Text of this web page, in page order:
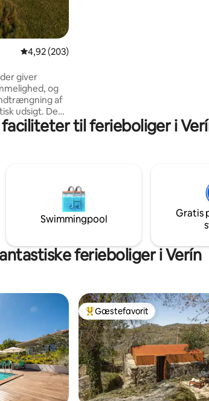
4,92 ud af 5 i gennemsnitlig bedømmelse,
4,92 (203)
giver
og
af
udsigt. Den
soveværelse
og skove, har
til ferieboliger i
Swimmingpool
Gratis
ferieboliger i Verín
Bedste gæstefavorit
Gæstefavorit